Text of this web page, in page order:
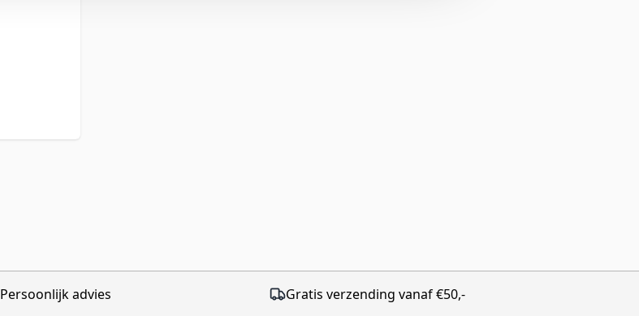
Persoonlijk advies Gratis verzending vanaf €50,-